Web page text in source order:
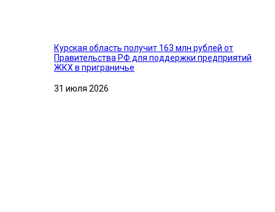
Курская область получит 163 млн рублей от
Правительства РФ для поддержки предприятий
ЖКХ в приграничье
31 июля 2026